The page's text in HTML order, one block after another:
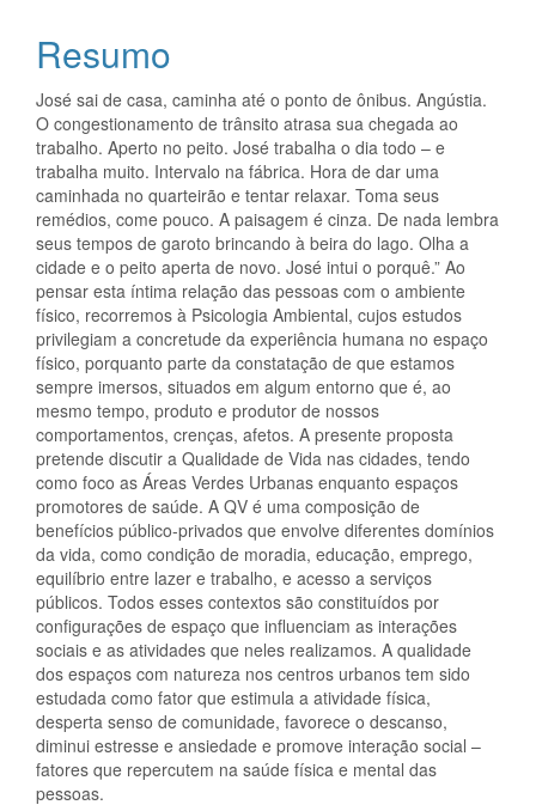
Resumo
José sai de casa, caminha até o ponto de ônibus. Angústia.
O congestionamento de trânsito atrasa sua chegada ao
trabalho. Aperto no peito. José trabalha o dia todo – e
trabalha muito. Intervalo na fábrica. Hora de dar uma
caminhada no quarteirão e tentar relaxar. Toma seus
remédios, come pouco. A paisagem é cinza. De nada lembra
seus tempos de garoto brincando à beira do lago. Olha a
cidade e o peito aperta de novo. José intui o porquê.” Ao
pensar esta íntima relação das pessoas com o ambiente
físico, recorremos à Psicologia Ambiental, cujos estudos
privilegiam a concretude da experiência humana no espaço
físico, porquanto parte da constatação de que estamos
sempre imersos, situados em algum entorno que é, ao
mesmo tempo, produto e produtor de nossos
comportamentos, crenças, afetos. A presente proposta
pretende discutir a Qualidade de Vida nas cidades, tendo
como foco as Áreas Verdes Urbanas enquanto espaços
promotores de saúde. A QV é uma composição de
benefícios público-privados que envolve diferentes domínios
da vida, como condição de moradia, educação, emprego,
equilíbrio entre lazer e trabalho, e acesso a serviços
públicos. Todos esses contextos são constituídos por
configurações de espaço que influenciam as interações
sociais e as atividades que neles realizamos. A qualidade
dos espaços com natureza nos centros urbanos tem sido
estudada como fator que estimula a atividade física,
desperta senso de comunidade, favorece o descanso,
diminui estresse e ansiedade e promove interação social –
fatores que repercutem na saúde física e mental das
pessoas.